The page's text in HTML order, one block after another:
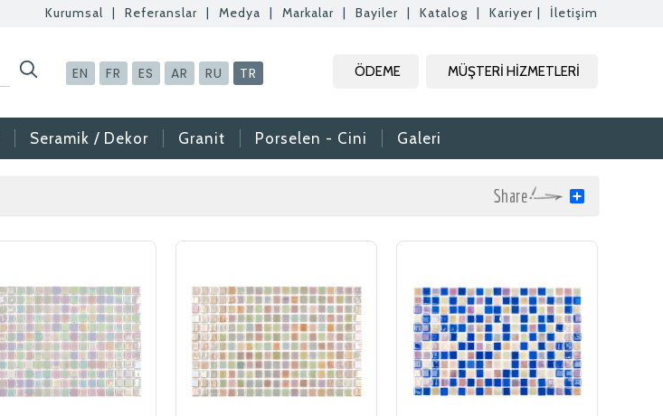
Kurumsal | Referanslar | Medya | Markalar | Bayiler | Katalog | Kariyer | İletişim
EN FR ES AR RU TR ÖDEME MÜŞTERİ HİZMETLERİ
Seramik / Dekor Granit Porselen - Cini Galeri
Betaş Cam Mozaik
Betaş Cam Mozik olarak tam zamanlı
meslektaşlar arıyoruz. Özgeçmişlerinizi
gönderdikten sonra tarafımıza bilgi
vermeniz faydalı olacaktır.
Özgeçmişlerinizi yandaki formdan